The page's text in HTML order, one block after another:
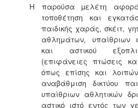
Η παρούσα µελέτη
τοποθέτηση και
παιδικής χαράς, σκέιτ,
αθλημάτων, υπαίθριων
και αστικού
(επιφάνειες πτώσεις
όπως επίσης και
αναβάθμιση δικτύου
υπαίθριων αθλητικών
αστικό ιστό εντός των